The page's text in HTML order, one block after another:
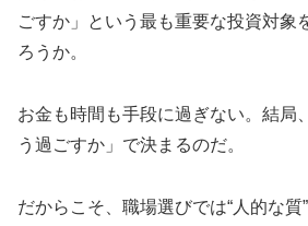
ごすか」という最も重要な投資対象
ろうか。
お金も時間も手段に過ぎない。結局
う過ごすか」で決まるのだ。
だからこそ、職場選びでは“人的な質